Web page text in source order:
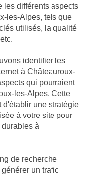
les différents aspects
les-Alpes, tels que
utilisés, la qualité
identifier les
à Châteauroux-
qui pourraient
les-Alpes. Cette
d'établir une stratégie
à votre site pour
à
de recherche
un trafic